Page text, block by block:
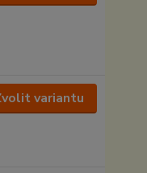
variantu